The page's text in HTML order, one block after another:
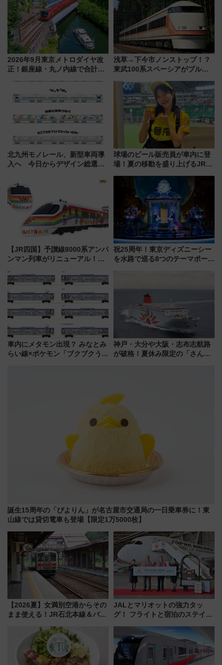
2026年9月東京メトロダイヤ改
正！銀座線・丸ノ内線で合計
浅草→下今市ノンストップ！？
東武100系スペーシアがブルー
ー当時の停車駅」を再現 運転
時刻や特急券の買い方を紹介
北九州モノレール、新型車両導
入へ 今日からデザイン総選挙
球場のビール販売員が車内に登
場！夏の移動を盛り上げるJR九
月7日限定 ソフトバンクホーク
スとコラボ
【JR四国】予讃線8000系アンパ
ンマン列車がリニューアル！内
今年12月
祝25周年！東京ディズニーシー
を水路で巡る8つのテーマポート
車内にメタモン出現？ みなとみ
らい線×ポケモン「ブクブクうみ
神戸・大分や大阪・志布志航路
が破格！夏休み限定の「さんふ
誕生15周年の「ぴよりん」が名古屋市交通局の一日乗車券に！東
山線では貸切電車も登場【限定1万5000枚】
【2026夏】女満別空港からその
まま使える！JR石北本線＆バス
ーパス」でおトクに道東観光
（8/3発売）
JALとマリオットの強力タッ
グ！ フライトと宿泊のステイタ
上級会員資格を効率よく獲得す
る方法を解説